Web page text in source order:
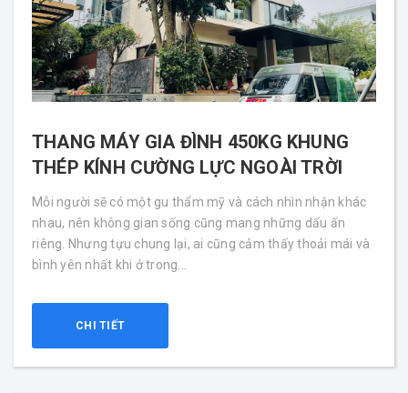
THANG MÁY GIA ĐÌNH 450KG KHUNG
THÉP KÍNH CƯỜNG LỰC NGOÀI TRỜI
Mỗi người sẽ có một gu thẩm mỹ và cách nhìn nhận khác
nhau, nên không gian sống cũng mang những dấu ấn
riêng. Nhưng tựu chung lại, ai cũng cảm thấy thoải mái và
bình yên nhất khi ở trong...
CHI TIẾT